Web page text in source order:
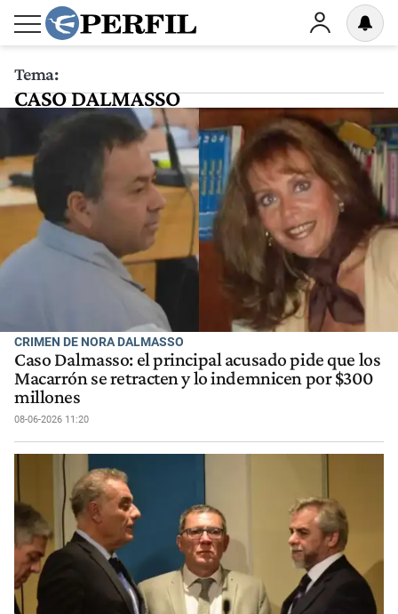
Tema:
CASO DALMASSO
CRIMEN DE NORA DALMASSO
Caso Dalmasso: el principal acusado pide que los
Macarrón se retracten y lo indemnicen por $300
millones
08-06-2026 11:20